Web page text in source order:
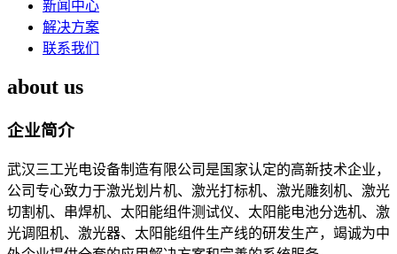
新闻中心
解决方案
联系我们
about us
企业简介
武汉三工光电设备制造有限公司是国家认定的高新技术企业，
公司专心致力于激光划片机、激光打标机、激光雕刻机、激光
切割机、串焊机、太阳能组件测试仪、太阳能电池分选机、激
光调阻机、激光器、太阳能组件生产线的研发生产，竭诚为中